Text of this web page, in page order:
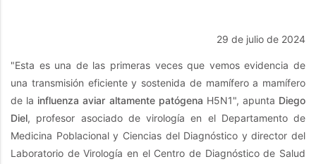
29 de julio de 2024
"Esta es una de las primeras veces que vemos evidencia de
una transmisión eficiente y sostenida de mamífero a mamífero
de la influenza aviar altamente patógena H5N1", apunta Diego
Diel, profesor asociado de virología en el Departamento de
Medicina Poblacional y Ciencias del Diagnóstico y director del
Laboratorio de Virología en el Centro de Diagnóstico de Salud